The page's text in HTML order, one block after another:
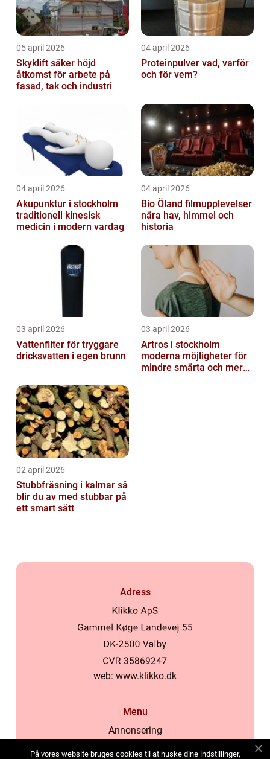
05 april 2026
Skyklift säker höjd
åtkomst för arbete på
fasad, tak och industri
04 april 2026
Proteinpulver vad, varför
och för vem?
04 april 2026
Akupunktur i stockholm
traditionell kinesisk
medicin i modern vardag
04 april 2026
Bio Öland filmupplevelser
nära hav, himmel och
historia
03 april 2026
Vattenfilter för tryggare
dricksvatten i egen brunn
03 april 2026
Artros i stockholm
moderna möjligheter för
mindre smärta och mer
02 april 2026
Stubbfräsning i kalmar så
blir du av med stubbar på
ett smart sätt
Adress
web: www.klikko.dk
Menu
Annonsering
På vores website bruges cookies til at huske dine indstillinger,